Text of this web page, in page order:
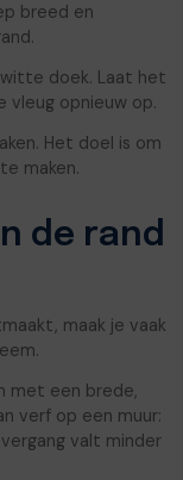
breed en
doek. Laat het
vleug opnieuw op.
Het doel is om
maken.
de rand
maak je vaak
met een brede,
verf op een muur:
valt minder